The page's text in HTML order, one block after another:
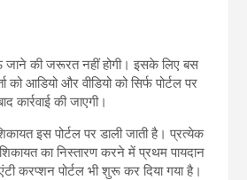
जाने की जरूरत नहीं होगी। इसके लिए बस
आडियो और वीडियो को सिर्फ पोर्टल पर
कार्रवाई की जाएगी।
इस पोर्टल पर डाली जाती है। प्रत्येक
का निस्तारण करने में प्रथम पायदान
करप्शन पोर्टल भी शुरू कर दिया गया है।